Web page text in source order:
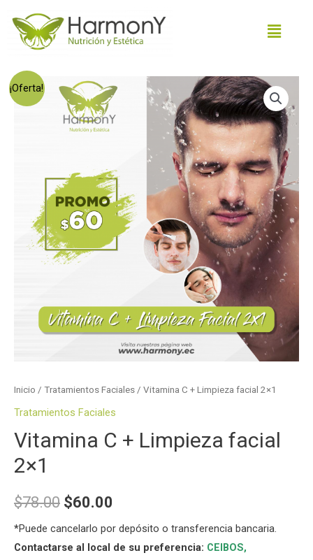
¡Oferta!
Inicio / Tratamientos Faciales / Vitamina C + Limpieza facial 2×1
Tratamientos Faciales
Vitamina C + Limpieza facial
2×1
$78.00 $60.00
*Puede cancelarlo por depósito o transferencia bancaria.
Contactarse al local de su preferencia: CEIBOS,